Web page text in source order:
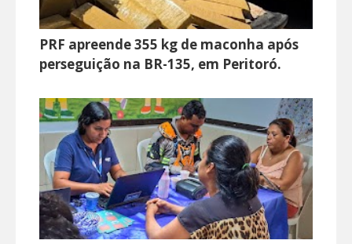
PRF apreende 355 kg de maconha após
perseguição na BR-135, em Peritoró.